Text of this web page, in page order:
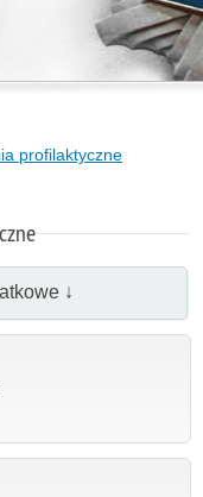
profilaktyczne
↓